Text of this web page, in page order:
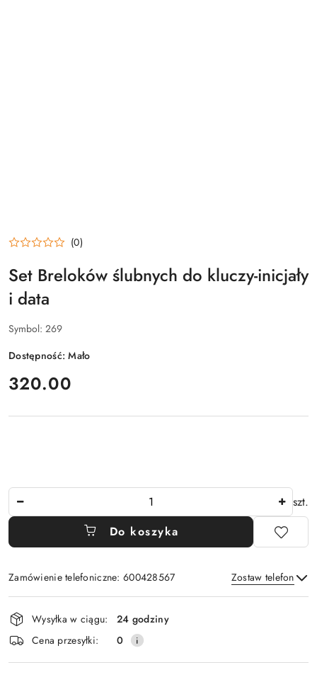
(0)
Set Breloków ślubnych do kluczy-inicjały
i data
Symbol: 269
Dostępność:Mało
cena:
320.00
szt.
Do koszyka
Zamówienie telefoniczne: 600428567 Zostaw telefon
Wyślij
Dostępność
i
dostawa
Wysyłka w ciągu:
24 godziny
Cena przesyłki:
0